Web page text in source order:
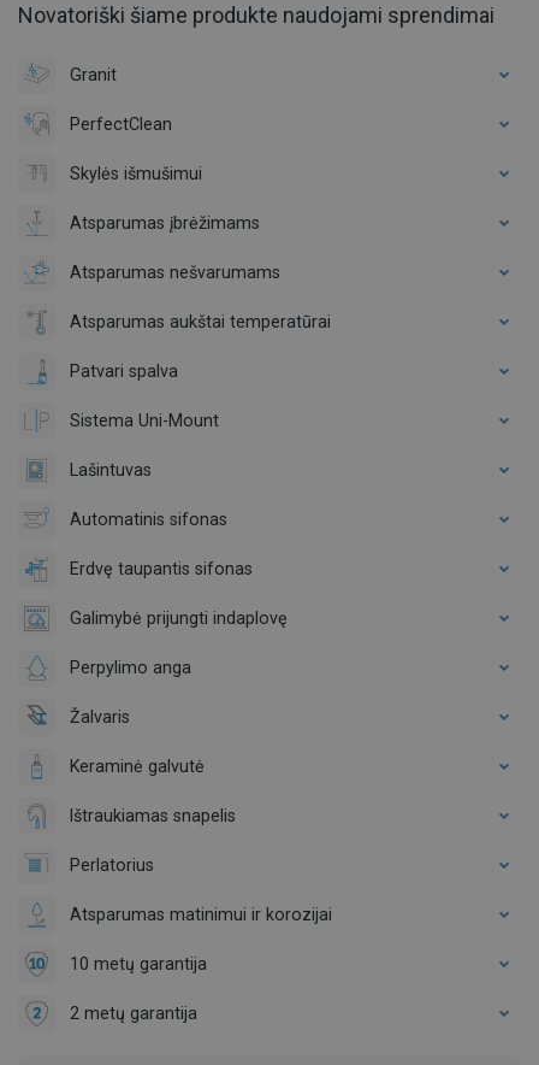
Novatoriški šiame produkte naudojami sprendimai
Granit
PerfectClean
Skylės išmušimui
Atsparumas įbrėžimams
Atsparumas nešvarumams
Atsparumas aukštai temperatūrai
Patvari spalva
Sistema Uni-Mount
Lašintuvas
Automatinis sifonas
Erdvę taupantis sifonas
Galimybė prijungti indaplovę
Perpylimo anga
Žalvaris
Keraminė galvutė
Ištraukiamas snapelis
Perlatorius
Atsparumas matinimui ir korozijai
10 metų garantija
2 metų garantija